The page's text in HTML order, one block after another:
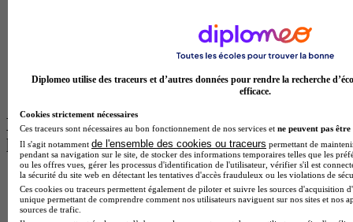
BTS Communication à Bordeaux
Master Psychologie à Angers
BTS Communication à Lyon
Les intitulés de diplôme par alternance
les plus recherchés
BTS Esf en alternance
BTS Dietetique en alternance
BTS Mco en alternance
Diplomeo utilise des traceurs et d’autres données pour rendre la recherche
efficace.
Cookies strictement nécessaires
Ces traceurs sont nécessaires au bon fonctionnement de nos services et ne peuvent pas être
Il s'agit notamment de l'ensemble des cookies ou traceurs permettant de
pendant sa navigation sur le site, de stocker des informations temporaires telles que les
ou les offres vues, gérer les processus d'identification de l'utilisateur, vérifier s'il est
la sécurité du site web en détectant les tentatives d'accès frauduleux ou les violations de
Ces cookies ou traceurs permettent également de piloter et suivre les sources d'acquisition
unique permettant de comprendre comment nos utilisateurs naviguent sur nos sites et nos
sources de trafic.